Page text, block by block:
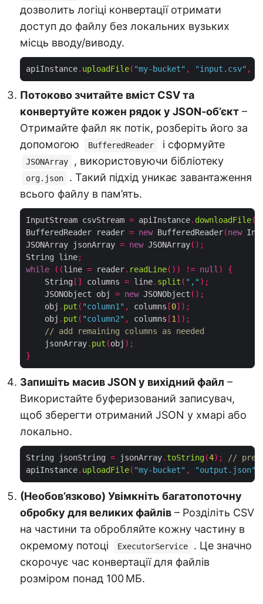
дозволить логіці конвертації отримати
доступ до файлу без локальних вузьких
місць вводу/виводу.
apiInstance. uploadFile( "my-bucket" , "input.csv" ,
Потоково зчитайте вміст CSV та
конвертуйте кожен рядок у JSON‑об’єкт –
Отримайте файл як потік, розберіть його за
допомогою
BufferedReader і сформуйте
JSONArray , використовуючи бібліотеку
org.json
. Такий підхід уникає завантаження
всього файлу в пам’ять.
InputStream csvStream = apiInstance. downloadFile(
BufferedReader reader = new BufferedReader(new
JSONArray jsonArray = new JSONArray();
String line;
while
((line = reader. readLine()) != null )
{
    String
[] columns = line. split ( "," );
    JSONObject obj
= new JSONObject ();
    obj
. put ( "column1" , columns [0]);
    obj
. put ( "column2" , columns [1 ]);
// add remaining columns as needed
    jsonArray
. put (obj );
}
Запишіть масив JSON у вихідний файл –
Використайте буферизований записувач,
щоб зберегти отриманий JSON у хмарі або
локально.
String jsonString = jsonArray. toString(4);
//
apiInstance. uploadFile( "my-bucket" , "output.json"
(Необов’язково) Увімкніть багатопоточну
обробку для великих файлів – Розділіть CSV
на частини та обробляйте кожну частину в
окремому потоці
ExecutorService
. Це значно
скорочує час конвертації для файлів
розміром понад 100 МБ.